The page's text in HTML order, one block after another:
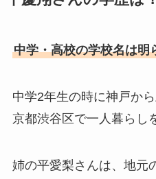
中学・高校の学校名は明
中学2年生の時に神戸か
京都渋谷区で一人暮らし
姉の平愛梨さんは、地元